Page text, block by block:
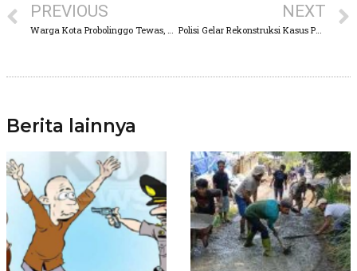
PREVIOUS
Warga Kota Probolinggo Tewas, Akibat Tertabrak Kereta Api Jurusan Banyuwangi
NEXT
Polisi Gelar Rekonstruksi Kasus Pembunuhan Wanita Asal Maron
Berita lainnya